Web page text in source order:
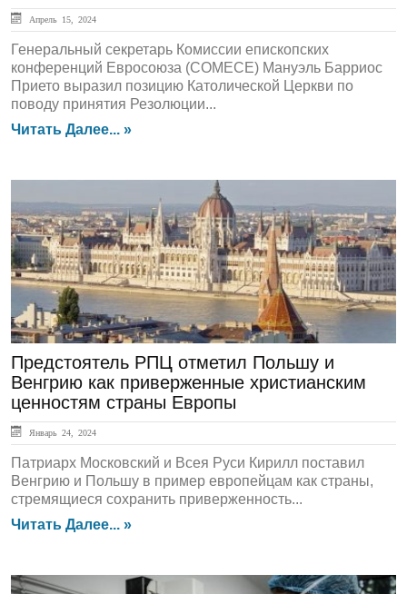
Апрель 15, 2024
Генеральный секретарь Комиссии епископских
конференций Евросоюза (СОМЕСЕ) Мануэль Барриос
Прието выразил позицию Католической Церкви по
поводу принятия Резолюции...
Читать Далее... »
ЛЕНТА НОВОСТЕЙ
Предстоятель РПЦ отметил Польшу и
Венгрию как приверженные христианским
ценностям страны Европы
Январь 24, 2024
Патриарх Московский и Всея Руси Кирилл поставил
Венгрию и Польшу в пример европейцам как страны,
стремящиеся сохранить приверженность...
Читать Далее... »